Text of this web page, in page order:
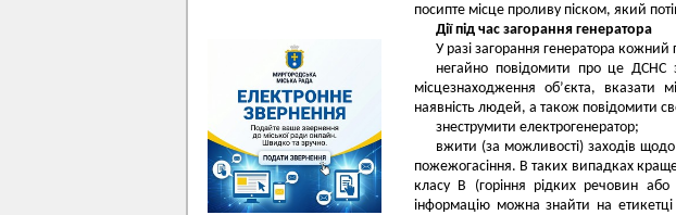
посипте місце проливу піском, який
Дії під час загорання генератора
У разі загорання генератора
негайно повідомити про це ДСНС
місцезнаходження об’єкта, вказати
наявність людей, а також повідомити
знеструмити електрогенератор;
вжити (за можливості) заходів
пожежогасіння. В таких випадках
класу В (горіння рідких речовин
інформацію можна знайти на